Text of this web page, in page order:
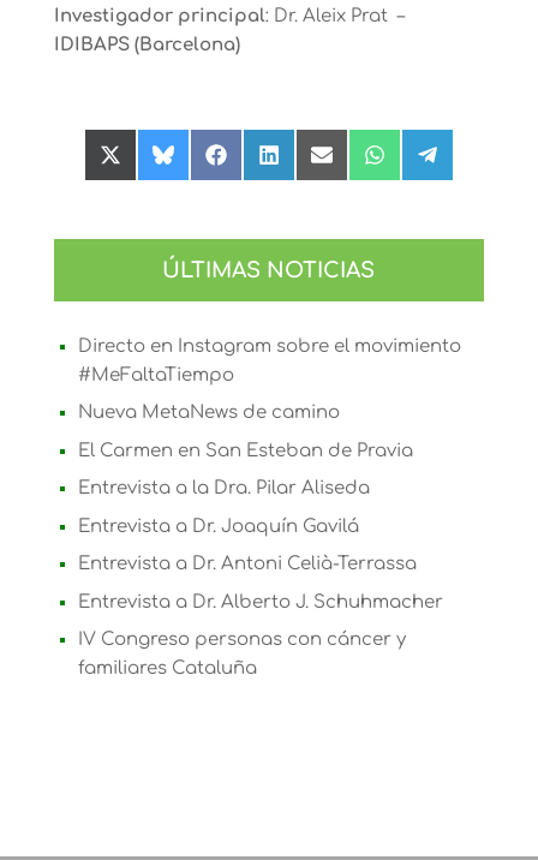
Investigador principal: Dr. Aleix Prat –
IDIBAPS (Barcelona)
Compartir
en
Compartir
en
Compartir
en
Compartir
en
Compartir
en
Compartir
en
Compartir
en
ÚLTIMAS NOTICIAS
Directo en Instagram sobre el movimiento
#MeFaltaTiempo
Nueva MetaNews de camino
El Carmen en San Esteban de Pravia
Entrevista a la Dra. Pilar Aliseda
Entrevista a Dr. Joaquín Gavilá
Entrevista a Dr. Antoni Celià-Terrassa
Entrevista a Dr. Alberto J. Schuhmacher
IV Congreso personas con cáncer y
familiares Cataluña